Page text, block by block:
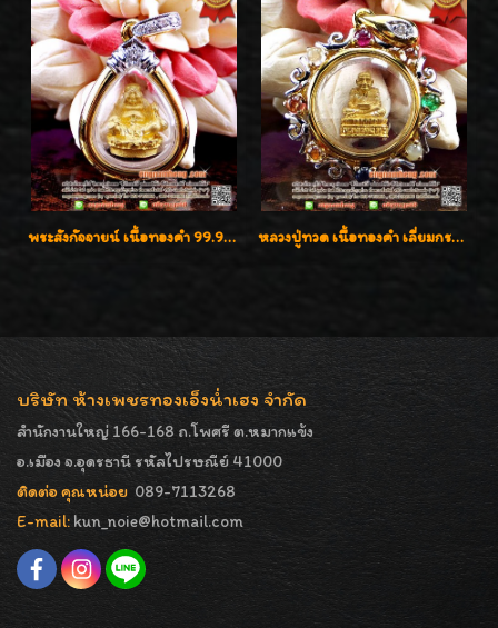
พระสังกัจจายน์ เนื้อทองคำ 99.99% หลวงปู่ทวด เนื้อทองคำ เลี่ยมกรอบทองคำประดับเพชรแท้และพลอยนพเก้า น่ารักมากๆค่ะ
บริษัท ห้างเพชรทองเอ็งน่ำเฮง จำกัด
สำนักงานใหญ่ 166-168 ถ.โพศรี ต.หมากแข้ง
อ.เมือง จ.อุดรธานี รหัสไปรษณีย์ 41000
ติดต่อ คุณหน่อย 089-7113268
E-mail: kun_noie@hotmail.com